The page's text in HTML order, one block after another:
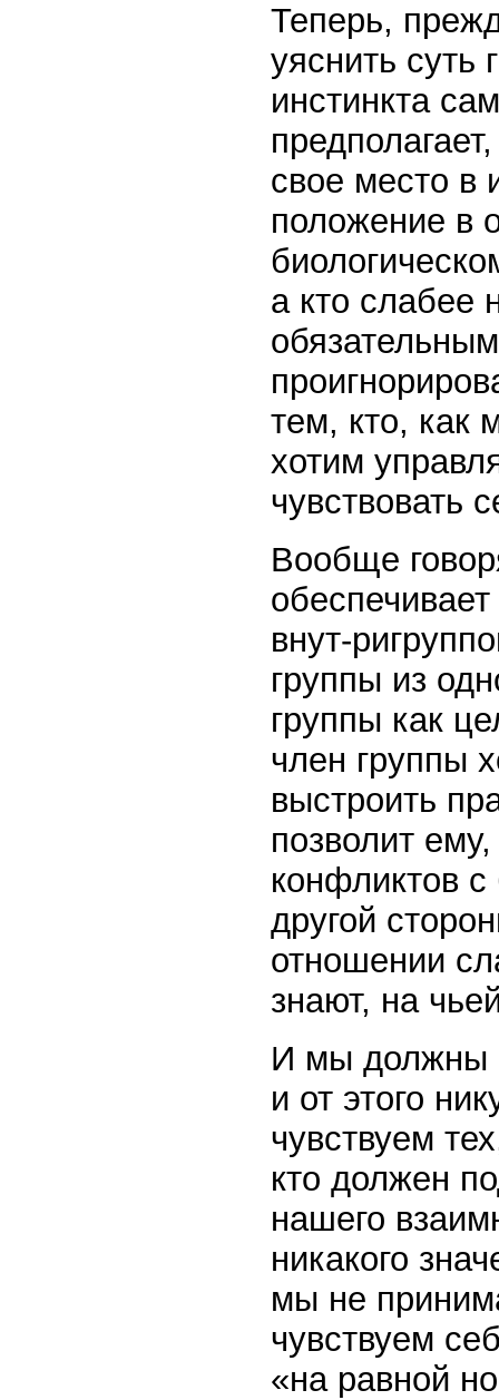
Теперь,
уяснить суть
инстинкта
свое место в
положение в
а кто слабее
тем, кто, как
хотим
чувствовать
Вообще
внут-
группы из
группы как
член группы
выстроить
позволит
конфликтов
другой
отношении
знают, на
И мы должны
и от этого
чувствуем
кто должен
нашего
никакого
мы не
чувствуем
«на равной